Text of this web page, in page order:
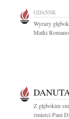
GDAŃSK
Wyrazy
Matki
Z głębokim
śmierci Pani